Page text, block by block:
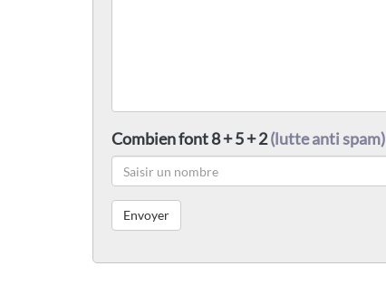
Combien font 8 + 5 + 2(lutte anti spam)